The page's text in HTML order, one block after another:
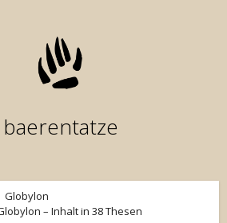
baerentatze
Globylon
– Inhalt in 38 Thesen